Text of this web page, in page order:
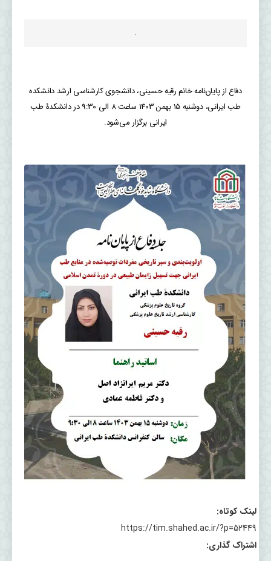
.
دفاع از پایان‌نامه خانم رقیه حسینی، دانشجوی کارشناسی ارشد دانشکده
طب ایرانی، دوشنبه 15 بهمن 1403 ساعت 8 الی 9:30 در دانشکدۀ طب
ایرانی برگزار می‌شود.
لینک کوتاه:
https://tim.shahed.ac.ir/?p=52449
اشتراک گذاری: